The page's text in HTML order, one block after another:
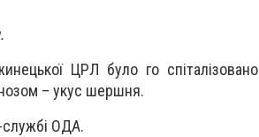
ЦРЛ було го спіталізовано
– укус шершня.
службі ОДА.